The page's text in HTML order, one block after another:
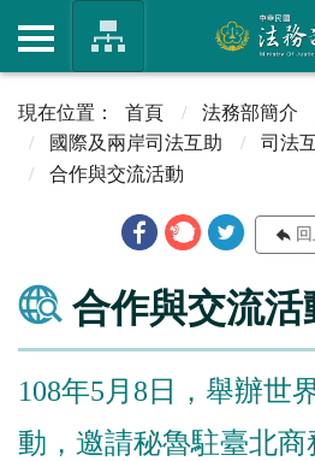
首頁 法務部簡介
國際及兩岸司法互助
司法
合作與交流活動
合作與交流活
108年5月8日，舉辦世
動，邀請秘魯駐臺北